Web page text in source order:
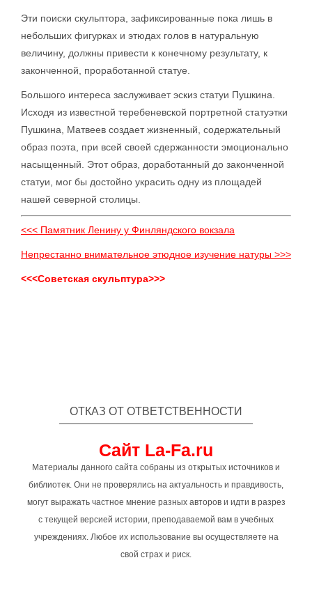
Эти поиски скульптора, зафиксированные пока лишь в
небольших фигурках и этюдах голов в натуральную
величину, должны привести к конечному результату, к
законченной, проработанной статуе.
Большого интереса заслуживает эскиз статуи Пушкина.
Исходя из известной теребеневской портретной статуэтки
Пушкина, Матвеев создает жизненный, содержательный
образ поэта, при всей своей сдержанности эмоционально
насыщенный. Этот образ, доработанный до законченной
статуи, мог бы достойно украсить одну из площадей
нашей северной столицы.
<<< Памятник Ленину у Финляндского вокзала
Непрестанно внимательное этюдное изучение натуры >>>
<<<Советская скульптура>>>
ОТКАЗ ОТ ОТВЕТСТВЕННОСТИ
Сайт La-Fa.ru
Материалы данного сайта собраны из открытых источников и
библиотек. Они не проверялись на актуальность и правдивость,
могут выражать частное мнение разных авторов и идти в разрез
с текущей версией истории, преподаваемой вам в учебных
учреждениях. Любое их использование вы осуществляете на
свой страх и риск.